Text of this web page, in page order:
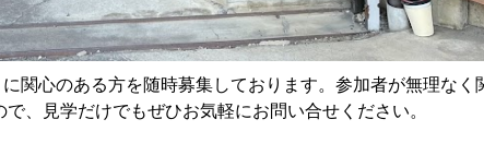
関心のある方を随時募集しております。参加者が無理なく
、見学だけでもぜひお気軽にお問い合せください。